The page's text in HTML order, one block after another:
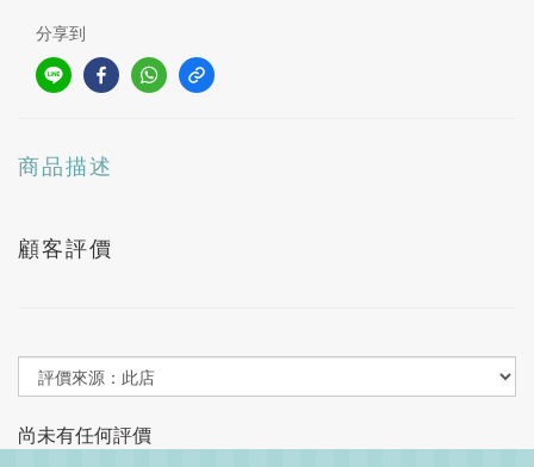
分享到
商品描述
顧客評價
尚未有任何評價